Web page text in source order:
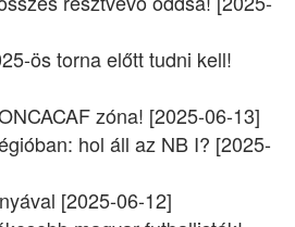
ös torna előtt tudni kell!
zóna! [2025-06-13]
hol áll az NB I? [2025-
[2025-06-12]